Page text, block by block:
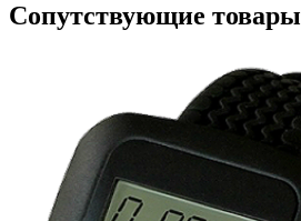
Сопутствующие товары